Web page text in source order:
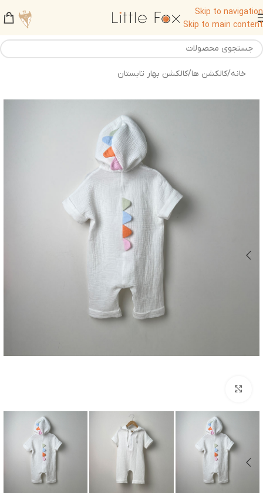
Skip to navigation
Skip to main content
خانه/کالکشن ها/کالکشن بهار تابستان